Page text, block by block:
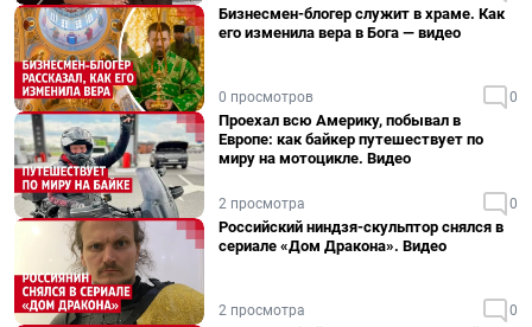
Бизнесмен-блогер служит в храме. Как
его изменила вера в Бога — видео
0 просмотров 0
Проехал всю Америку, побывал в
Европе: как байкер путешествует по
миру на мотоцикле. Видео
2 просмотра 0
Российский ниндзя-скульптор снялся в
сериале «Дом Дракона». Видео
2 просмотра 0